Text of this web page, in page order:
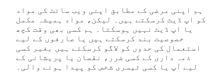
ہم اپنی مرضی کے مطابق اپنی ویب سائٹ کی مواد
کو اپ ڈیٹ کرسکتے ہیں۔ لیکن، مواد ہمیشہ مکمل
یا اپ ڈیٹ نہیں ہوسکتا۔ ہم کسی بھی وقت کچھ
خصوصیت بند کرسکتے ہیں یا صارفوں کے لیے
استعمال کی حدوں کو لاگو کرسکتے ہیں بغیر کسی
ذمہ داری کے کسی ضرر، نقصان یا پریشانی کے
لیے آپ یا کسی تیسری شخص کو پیدا ہونے والی۔